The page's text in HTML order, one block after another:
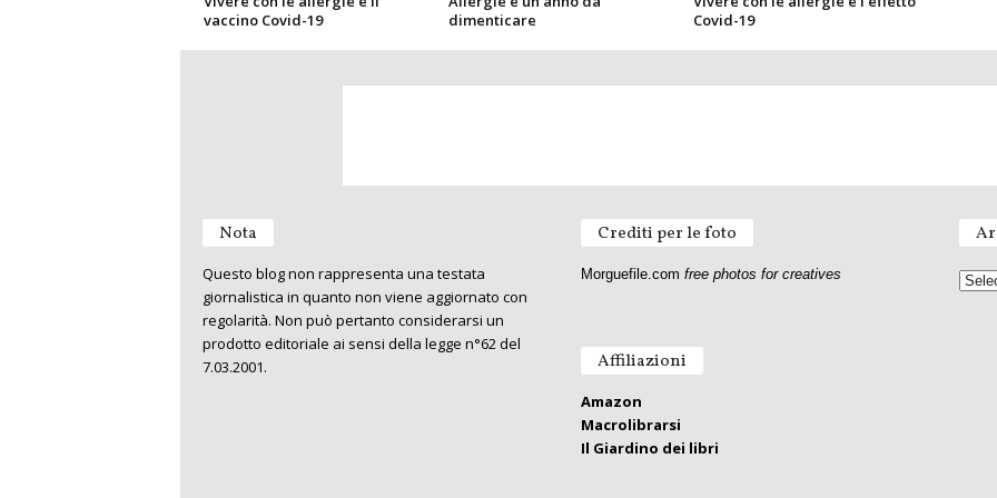
vaccino Covid-19
dimenticare
Covid-19
Nota
Questo blog non rappresenta una testata
giornalistica in quanto non viene aggiornato con
regolarità. Non può pertanto considerarsi un
prodotto editoriale ai sensi della legge n°62 del
7.03.2001.
Crediti per le foto
Morguefile.com free photos for creatives
Affiliazioni
Amazon
Macrolibrarsi
Il Giardino dei libri